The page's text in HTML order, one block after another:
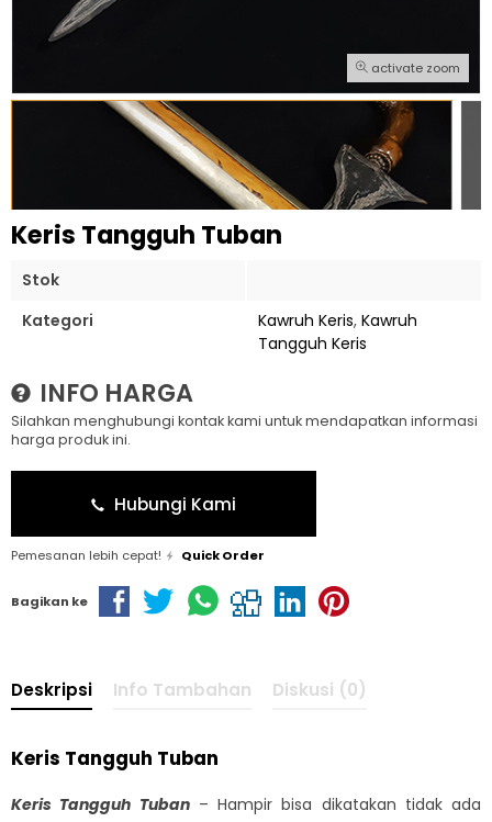
activate zoom
Keris Tangguh Tuban
Stok
Kategori
Kawruh Keris, Kawruh
Tangguh Keris
INFO HARGA
Silahkan menghubungi kontak kami untuk mendapatkan informasi
harga produk ini.
Hubungi Kami
Pemesanan lebih cepat! Quick Order
Bagikan ke
Deskripsi Info Tambahan Diskusi (0)
Keris Tangguh Tuban
Keris Tangguh Tuban– Hampir bisa dikatakan tidak ada